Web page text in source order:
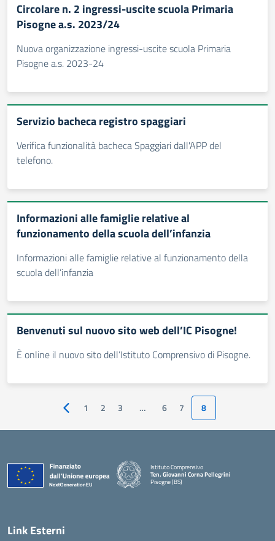
Circolare n. 2 ingressi-uscite scuola Primaria
Pisogne a.s. 2023/24
Nuova organizzazione ingressi-uscite scuola Primaria
Pisogne a.s. 2023-24
Servizio bacheca registro spaggiari
Verifica funzionalità bacheca Spaggiari dall'APP del
telefono.
Informazioni alle famiglie relative al
funzionamento della scuola dell’infanzia
Informazioni alle famiglie relative al funzionamento della
scuola dell’infanzia
Benvenuti sul nuovo sito web dell’IC Pisogne!
È online il nuovo sito dell’Istituto Comprensivo di Pisogne.
Pagina precedente
1 2 3 … 6 7 8
Istituto Comprensivo
Ten. Giovanni Corna Pellegrini
Pisogne (BS)
— Visita la pagina iniziale della scuola
Link Esterni